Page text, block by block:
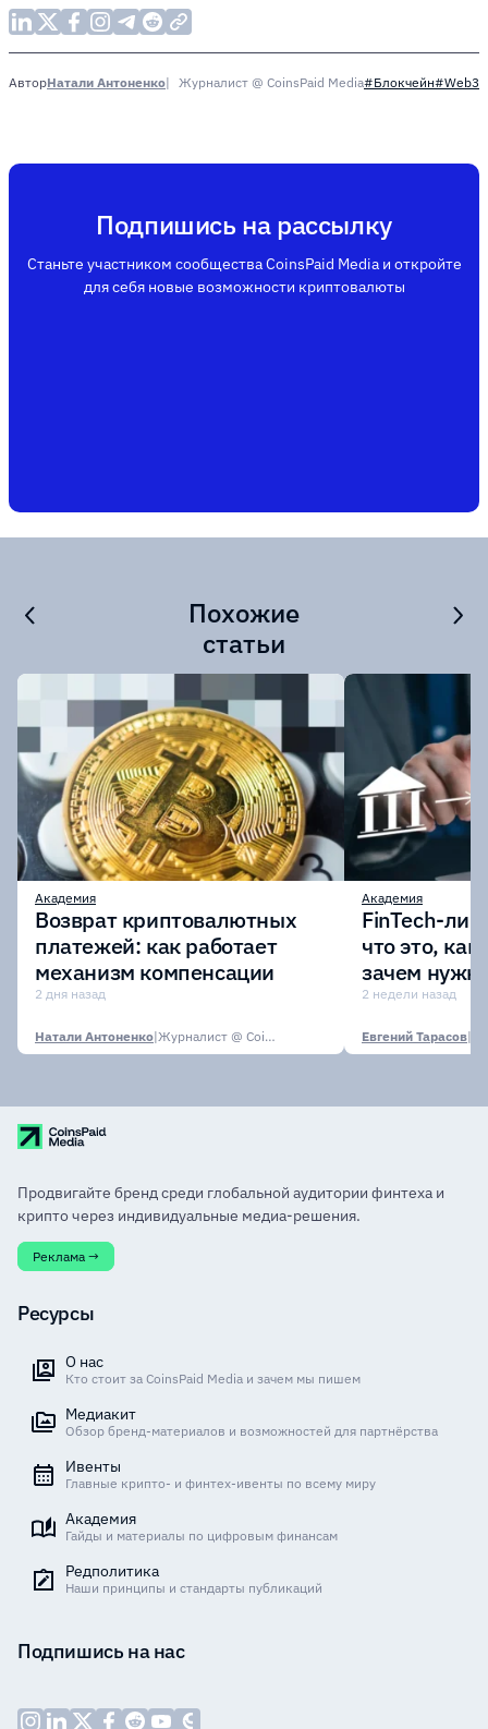
АвторНатали Антоненко Журналист @ CoinsPaid Media#Блокчейн#Web3
Подпишись на рассылку
Станьте участником сообщества CoinsPaid Media и откройте
для себя новые возможности криптовалюты
Похожие
статьи
Академия
Возврат криптовалютных
платежей: как работает
механизм компенсации
2 дня назад
Натали Антоненко| Журналист @ CoinsPaid Media
Академия
FinTech-
что это,
зачем
2 недели назад
Евгений Тарасов|
Продвигайте бренд среди глобальной аудитории финтеха и
крипто через индивидуальные медиа-решения.
Реклама →
Ресурсы
О нас
Кто стоит за CoinsPaid Media и зачем мы пишем
Медиакит
Обзор бренд-материалов и возможностей для партнёрства
Ивенты
Главные крипто- и финтех-ивенты по всему миру
Академия
Гайды и материалы по цифровым финансам
Редполитика
Наши принципы и стандарты публикаций
Подпишись на нас